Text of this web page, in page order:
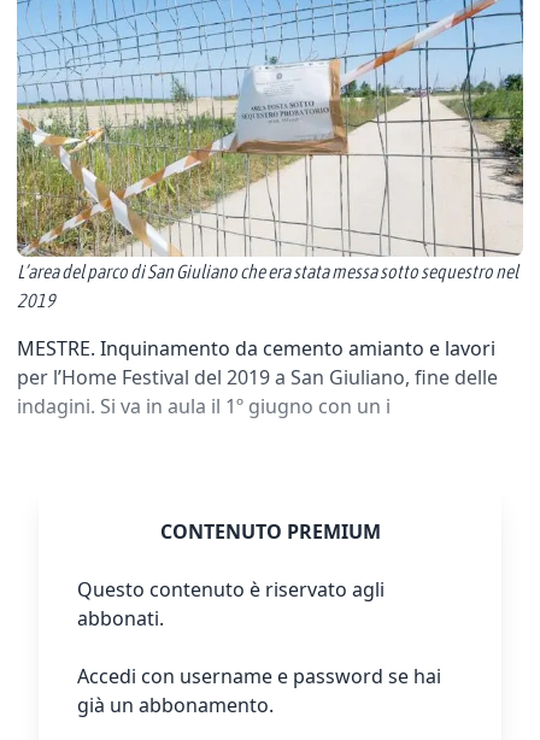
L’area del parco di San Giuliano che era stata messa sotto sequestro nel
2019
MESTRE. Inquinamento da cemento amianto e lavori
per l’Home Festival del 2019 a San Giuliano, fine delle
indagini. Si va in aula il 1º giugno con un i
CONTENUTO PREMIUM
Questo contenuto è riservato agli
abbonati.
Accedi con username e password se hai
già un abbonamento.